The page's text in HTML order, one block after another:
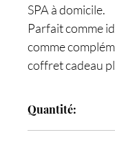
SPA à domicile.
Parfait comme
comme
coffret cadeau
Quantité: